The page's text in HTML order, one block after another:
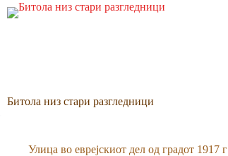
Skip
to
Битола низ стари разгледници
Улица во еврејскиот дел од градот 1917 г